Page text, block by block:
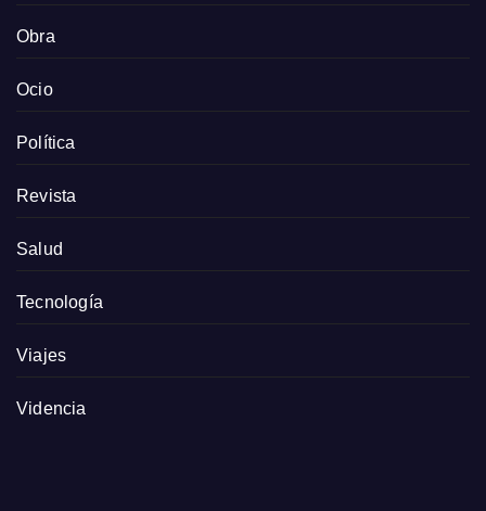
Obra
Ocio
Política
Revista
Salud
Tecnología
Viajes
Videncia